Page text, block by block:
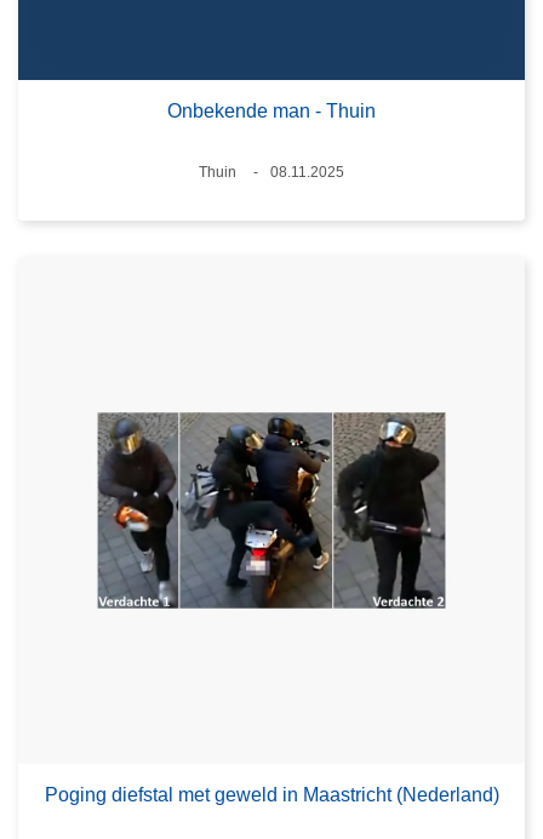
Onbekende man - Thuin
Plaats
Thuin
08.11.2025
Poging diefstal met geweld in Maastricht (Nederland)